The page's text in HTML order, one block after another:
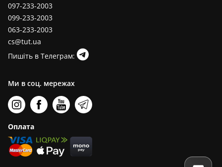
097-233-2003
099-233-2003
063-233-2003
cs@tut.ua
Пишіть в Телеграм:
Ми в соц. мережах
Оплата